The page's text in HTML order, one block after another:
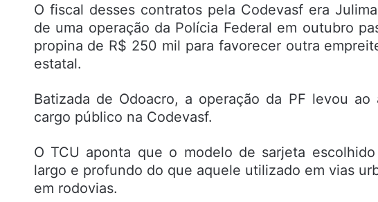
O fiscal desses contratos pela Codevasf era
de uma operação da Polícia Federal em outubro
propina de R$ 250 mil para favorecer outra
estatal.
Batizada de Odoacro, a operação da PF levou
cargo público na Codevasf.
O TCU aponta que o modelo de sarjeta
largo e profundo do que aquele utilizado em vias
em rodovias.